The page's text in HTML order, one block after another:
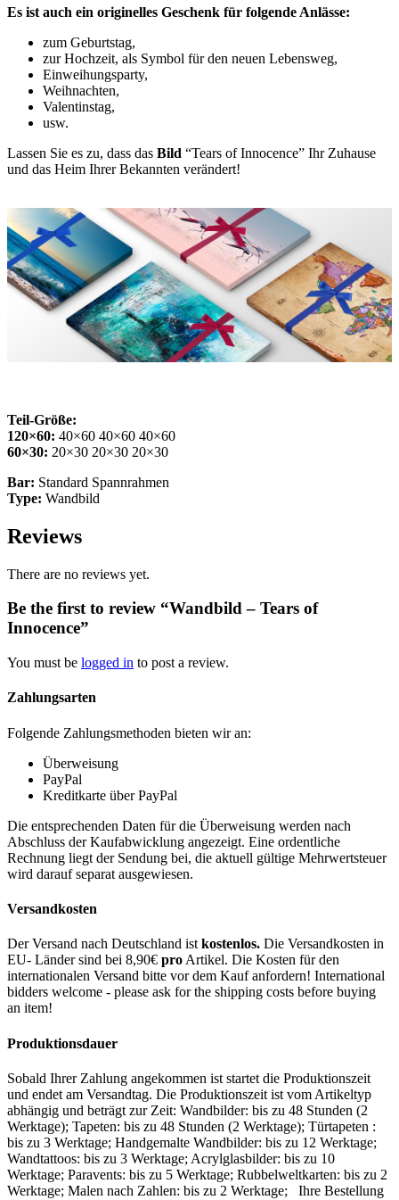
Es ist auch ein originelles Geschenk für folgende Anlässe:
zum Geburtstag,
zur Hochzeit, als Symbol für den neuen Lebensweg,
Einweihungsparty,
Weihnachten,
Valentinstag,
usw.
Lassen Sie es zu, dass das Bild “Tears of Innocence” Ihr Zuhause
und das Heim Ihrer Bekannten verändert!
Teil-Größe:
120×60: 40×60 40×60 40×60
60×30: 20×30 20×30 20×30
Bar: Standard Spannrahmen
Type: Wandbild
Reviews
There are no reviews yet.
Be the first to review “Wandbild – Tears of
Innocence”
You must be logged in to post a review.
Zahlungsarten
Folgende Zahlungsmethoden bieten wir an:
Überweisung
PayPal
Kreditkarte über PayPal
Die entsprechenden Daten für die Überweisung werden nach
Abschluss der Kaufabwicklung angezeigt. Eine ordentliche
Rechnung liegt der Sendung bei, die aktuell gültige Mehrwertsteuer
wird darauf separat ausgewiesen.
Versandkosten
Der Versand nach Deutschland ist kostenlos. Die Versandkosten in
EU- Länder sind bei 8,90€ pro Artikel. Die Kosten für den
internationalen Versand bitte vor dem Kauf anfordern! International
bidders welcome - please ask for the shipping costs before buying
an item!
Produktionsdauer
Sobald Ihrer Zahlung angekommen ist startet die Produktionszeit
und endet am Versandtag. Die Produktionszeit ist vom Artikeltyp
abhängig und beträgt zur Zeit: Wandbilder: bis zu 48 Stunden (2
Werktage); Tapeten: bis zu 48 Stunden (2 Werktage); Türtapeten :
bis zu 3 Werktage; Handgemalte Wandbilder: bis zu 12 Werktage;
Wandtattoos: bis zu 3 Werktage; Acrylglasbilder: bis zu 10
Werktage; Paravents: bis zu 5 Werktage; Rubbelweltkarten: bis zu 2
Werktage; Malen nach Zahlen: bis zu 2 Werktage; Ihre Bestellung